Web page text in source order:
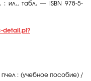
ил., табл. — ISBN 978-5-
detail.pl?
: (учебное пособие) /